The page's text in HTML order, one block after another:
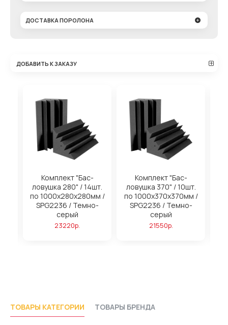
ДОСТАВКА ПОРОЛОНА
ДОБАВИТЬ К ЗАКАЗУ
Комплект "Бас-
ловушка 280" / 14шт.
по 1000х280х280мм /
SPG2236 / Темно-
серый
23220р.
Комплект "Бас-
ловушка 370" / 10шт.
по 1000х370х370мм /
SPG2236 / Темно-
серый
21550р.
ТОВАРЫ КАТЕГОРИИ ТОВАРЫ БРЕНДА